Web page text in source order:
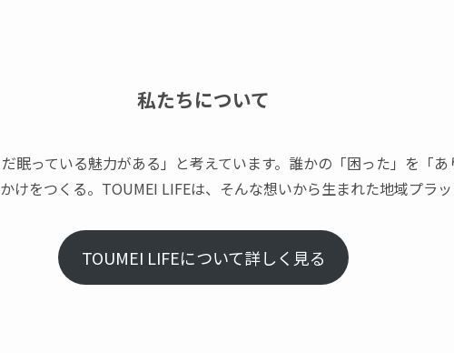
私たちについて
眠っている魅力がある」と考えています。誰かの「困った」を「
けをつくる。TOUMEI LIFEは、そんな想いから生まれた地域プラッ
TOUMEI LIFEについて詳しく見る